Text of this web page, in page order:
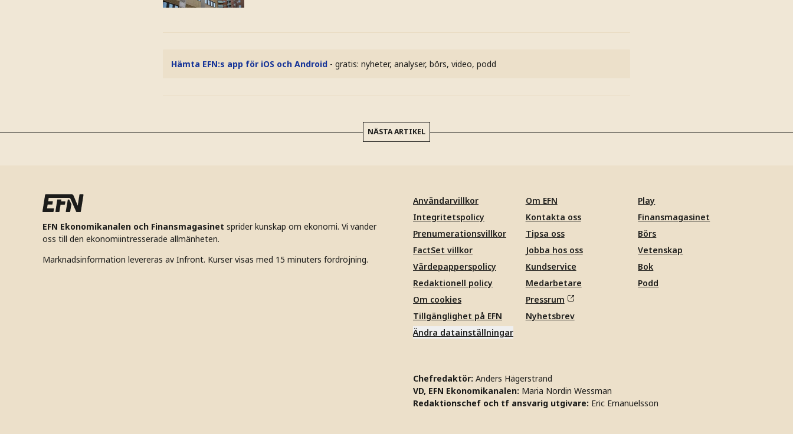
Hämta EFN:s app för iOS och Android - gratis: nyheter, analyser, börs, video, podd
NÄSTA ARTIKEL
EFN Ekonomikanalen och Finansmagasinet sprider kunskap om ekonomi. Vi vänder
oss till den ekonomiintresserade allmänheten.
Marknadsinformation levereras av Infront. Kurser visas med 15 minuters fördröjning.
Användarvillkor
Integritetspolicy
Prenumerationsvillkor
FactSet villkor
Värdepapperspolicy
Redaktionell policy
Om cookies
Tillgänglighet på EFN
Ändra datainställningar
Om EFN
Kontakta oss
Tipsa oss
Jobba hos oss
Kundservice
Medarbetare
Pressrum
Nyhetsbrev
Play
Finansmagasinet
Börs
Vetenskap
Bok
Podd
Chefredaktör: Anders Hägerstrand
VD, EFN Ekonomikanalen: Maria Nordin Wessman
Redaktionschef och tf ansvarig utgivare: Eric Emanuelsson